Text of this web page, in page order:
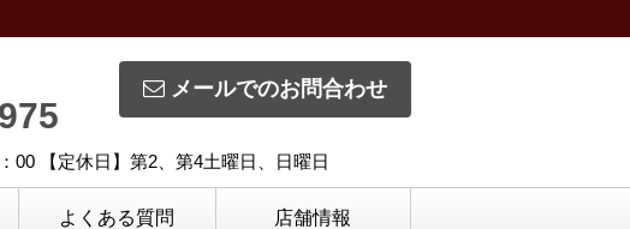
メールでのお問合わせ
00 【定休日】第2、第4土曜日、日曜日
よくある質問 店舗情報